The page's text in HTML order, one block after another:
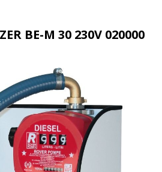
BE-M 30 230V 020000